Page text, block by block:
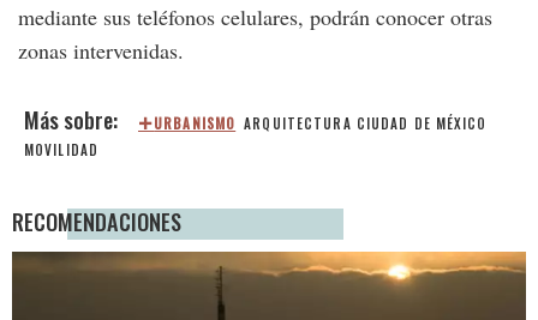
mediante sus teléfonos celulares, podrán conocer otras
zonas intervenidas.
URBANISMO ARQUITECTURA CIUDAD DE MÉXICO
MOVILIDAD
RECOMENDACIONES